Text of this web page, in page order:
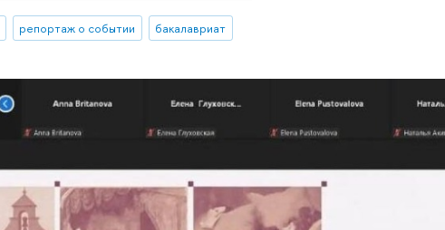
репортаж о событии бакалавриат